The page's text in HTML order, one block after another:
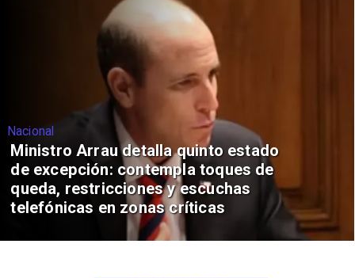
Nacional
Ministro Arrau detalla quinto estado
de excepción: contempla toques de
queda, restricciones y escuchas
telefónicas en zonas críticas